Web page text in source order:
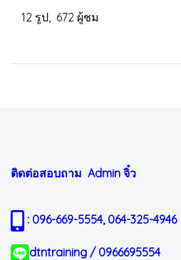
12 รูป, 672 ผู้ชม
ติดต่อสอบถาม Admin จิ๋ว
: 096-669-5554, 064-325-4946
dtntraining / 0966695554